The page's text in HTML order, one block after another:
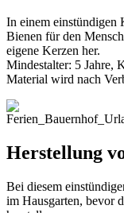
In einem einstündigen
Bienen für den
eigene Kerzen her.
Mindestalter: 5 Jahre,
Material wird nach
Herstellung
Bei diesem
im Hausgarten, bevor